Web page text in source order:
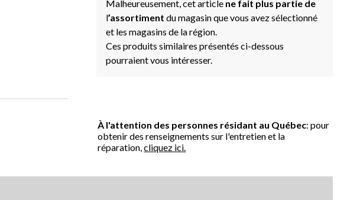
Malheureusement, cet article ne fait plus partie de
l’assortiment du magasin que vous avez sélectionné
et les magasins de la région.
Ces produits similaires présentés ci-dessous
pourraient vous intéresser.
À l'attention des personnes résidant au Québec: pour
obtenir des renseignements sur l'entretien et la
réparation,cliquez ici.